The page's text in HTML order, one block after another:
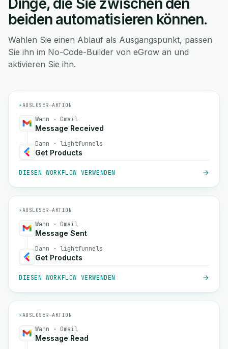
Dinge, die Sie zwischen den
beiden automatisieren können.
Wählen Sie einen Ablauf als Ausgangspunkt, passen
Sie ihn im No-Code-Builder von eGrow an und
aktivieren Sie ihn.
⚡AUSLÖSER→AKTION
Wann · Gmail
Message Received
Dann · lightfunnels
Get Products
DIESEN WORKFLOW VERWENDEN
⚡AUSLÖSER→AKTION
Wann · Gmail
Message Sent
Dann · lightfunnels
Get Products
DIESEN WORKFLOW VERWENDEN
⚡AUSLÖSER→AKTION
Wann · Gmail
Message Read